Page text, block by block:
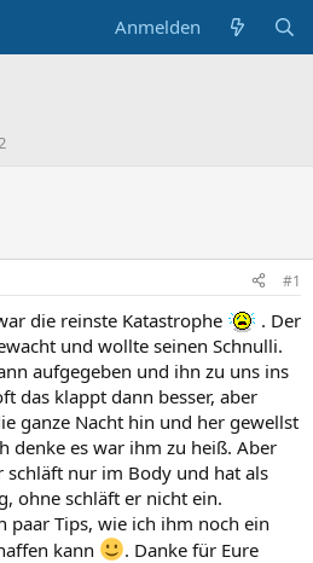
Anmelden
#1
die reinste Katastrophe
. Der
und wollte seinen Schnulli.
aufgegeben und ihn zu uns ins
das klappt dann besser, aber
ganze Nacht hin und her gewellst
denke es war ihm zu heiß. Aber
schläft nur im Body und hat als
ohne schläft er nicht ein.
paar Tips, wie ich ihm noch ein
kann
. Danke für Eure